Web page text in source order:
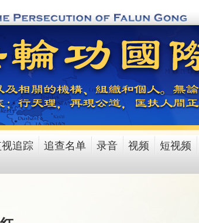
追踪 追查名单 录音 视频 短视频